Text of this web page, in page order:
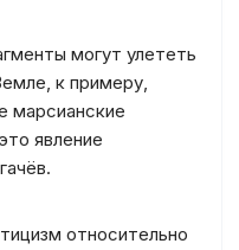
могут улететь
к примеру,
марсианские
явление
относительно